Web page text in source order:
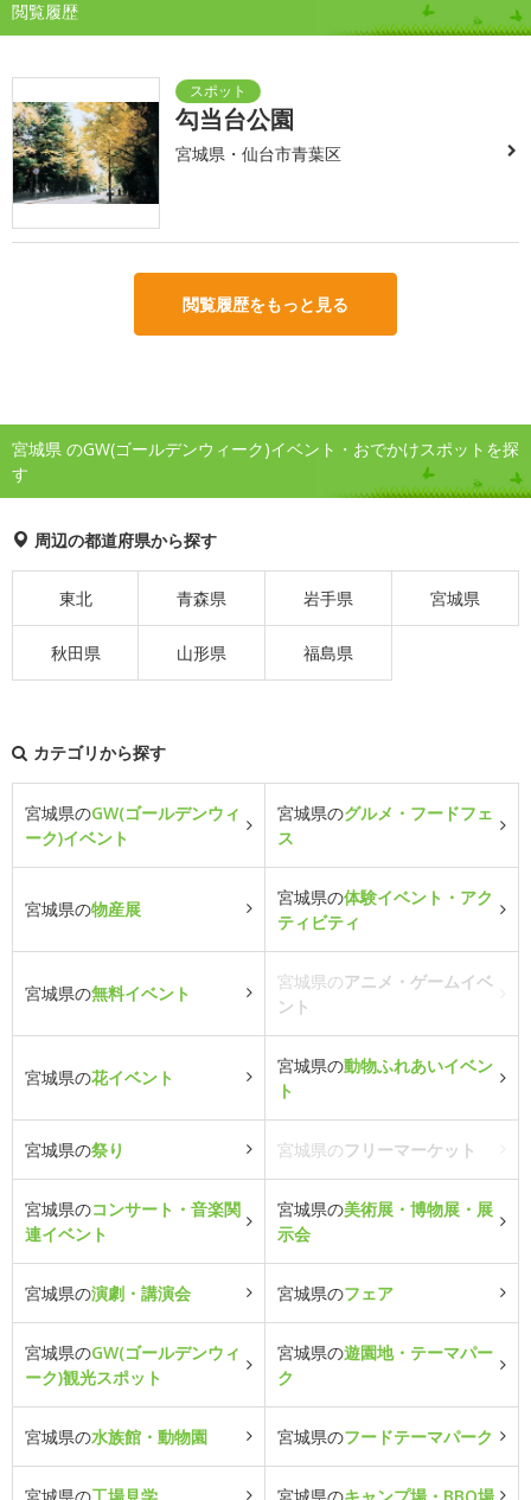
閲覧履歴
勾当台公園
宮城県・仙台市青葉区
閲覧履歴をもっと見る
宮城県 のGW(ゴールデンウィーク)イベント・おでかけスポットを探
す
周辺の都道府県から探す
東北 青森県 岩手県 宮城県
秋田県 山形県 福島県
カテゴリから探す
宮城県のGW(ゴールデンウィ
ーク)イベント
宮城県のグルメ・フードフェ
ス
宮城県の物産展
宮城県の体験イベント・アク
ティビティ
宮城県の無料イベント
宮城県のアニメ・ゲームイベ
ント
宮城県の花イベント
宮城県の動物ふれあいイベン
ト
宮城県の祭り 宮城県のフリーマーケット
宮城県のコンサート・音楽関
連イベント
宮城県の美術展・博物展・展
示会
宮城県の演劇・講演会 宮城県のフェア
宮城県のGW(ゴールデンウィ
ーク)観光スポット
宮城県の遊園地・テーマパー
ク
宮城県の水族館・動物園 宮城県のフードテーマパーク
宮城県の工場見学 宮城県のキャンプ場・BBQ場